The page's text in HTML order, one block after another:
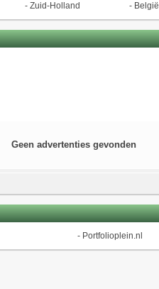
- Zuid-Holland - België
Geen advertenties gevonden
- Portfolioplein.nl